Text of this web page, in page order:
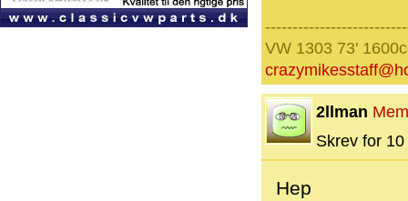
VW 1303 73'
2llman
Skrev for
Hep